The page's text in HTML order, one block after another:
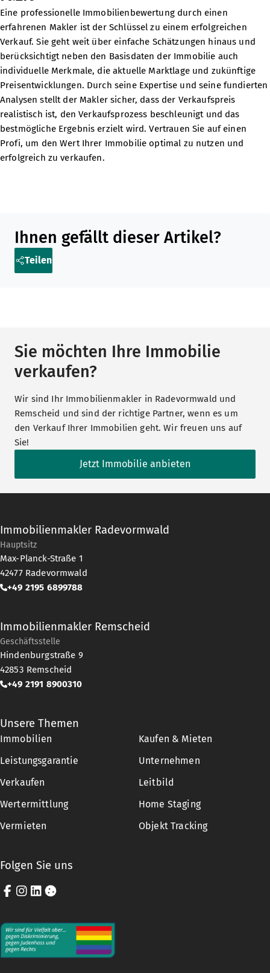
Eine professionelle Immobilienbewertung durch einen
erfahrenen Makler ist der Schlüssel zu einem erfolgreichen
Verkauf. Sie geht weit über einfache Schätzungen hinaus und
berücksichtigt neben den Basisdaten der Immobilie auch
individuelle Merkmale, die aktuelle Marktlage und zukünftige
Preisentwicklungen. Durch seine Expertise und seine fundierten
Analysen stellt der Makler sicher, dass der Verkaufspreis
realistisch ist, den Verkaufsprozess beschleunigt und das
bestmögliche Ergebnis erzielt wird. Vertrauen Sie auf einen
Profi, um den Wert Ihrer Immobilie optimal zu nutzen und
erfolgreich zu verkaufen.
Ihnen gefällt dieser Artikel?
Teilen
Sie möchten Ihre Immobilie
verkaufen?
Wir sind Ihr Immobilienmakler in Radevormwald und
Remscheid und sind der richtige Partner, wenn es um
den Verkauf Ihrer Immobilien geht. Wir freuen uns auf
Sie!
Jetzt Immobilie anbieten
Immobilienmakler Radevormwald
Hauptsitz
Max-Planck-Straße 1
42477 Radevormwald
+49 2195 6899788
Immobilienmakler Remscheid
Geschäftsstelle
Hindenburgstraße 9
42853 Remscheid
+49 2191 8900310
Unsere Themen
Immobilien
Kaufen & Mieten
Leistungsgarantie
Unternehmen
Verkaufen
Leitbild
Wertermittlung
Home Staging
Vermieten
Objekt Tracking
Folgen Sie uns
Facebook
Instagram
LinkedIn
Cookie-Einstellungen